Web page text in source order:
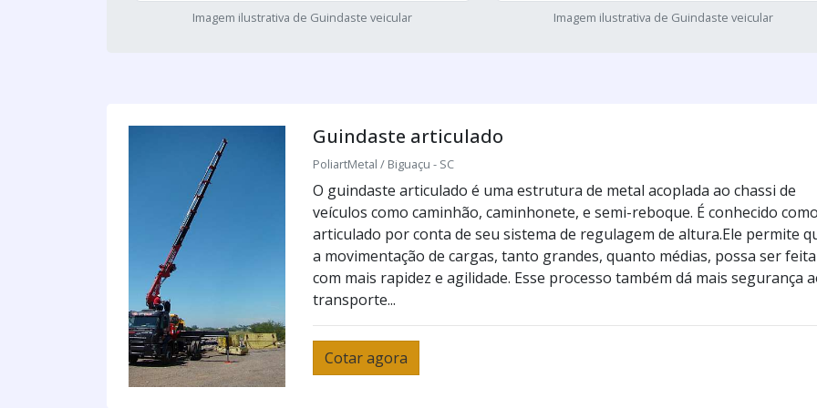
Imagem ilustrativa de Guindaste veicular Imagem ilustrativa de Guindaste veicular
Guindaste articulado
PoliartMetal / Biguaçu - SC
O guindaste articulado é uma estrutura de metal acoplada ao chassi de
veículos como caminhão, caminhonete, e semi-reboque. É conhecido como
articulado por conta de seu sistema de regulagem de altura.Ele permite
a movimentação de cargas, tanto grandes, quanto médias, possa ser feita
com mais rapidez e agilidade. Esse processo também dá mais segurança
transporte...
Cotar agora